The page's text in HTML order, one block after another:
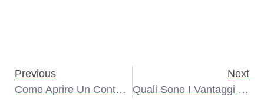
Previous
Come Aprire Un Conto Bancario Offshore
Next
Quali Sono I Vantaggi E Gli Svantaggi Delle Banche Offshore?